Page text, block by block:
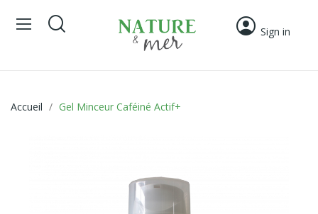
Sign in
Accueil Gel Minceur Caféiné Actif+